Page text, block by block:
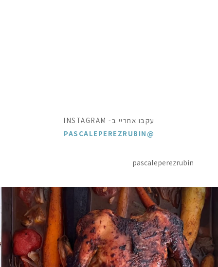
עקבו אחריי ב- INSTAGRAM
@PASCALEPEREZRUBIN
pascaleperezrubin